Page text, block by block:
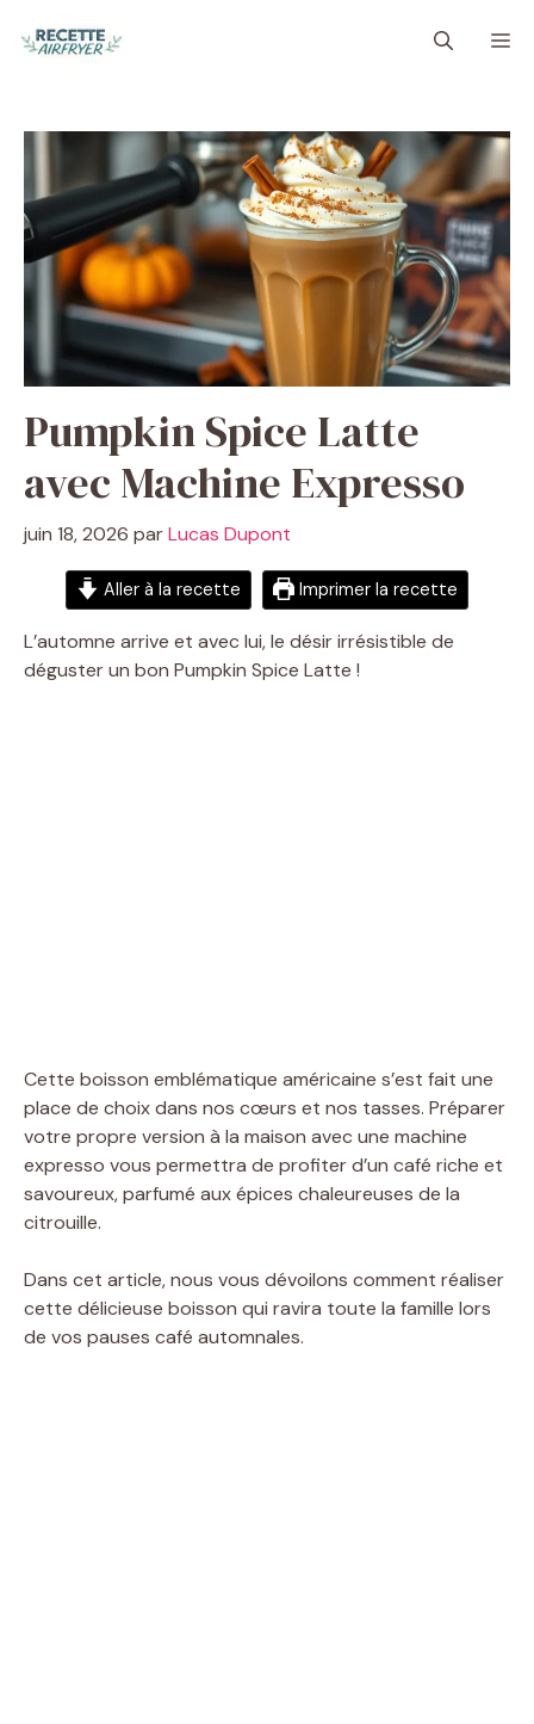
Pumpkin Spice Latte
avec Machine Expresso
juin 18, 2026 parLucas Dupont
Aller à la recette Imprimer la recette
L’automne arrive et avec lui, le désir irrésistible de
déguster un bon Pumpkin Spice Latte !
Cette boisson emblématique américaine s’est fait une
place de choix dans nos cœurs et nos tasses. Préparer
votre propre version à la maison avec une machine
expresso vous permettra de profiter d’un café riche et
savoureux, parfumé aux épices chaleureuses de la
citrouille.
Dans cet article, nous vous dévoilons comment réaliser
cette délicieuse boisson qui ravira toute la famille lors
de vos pauses café automnales.